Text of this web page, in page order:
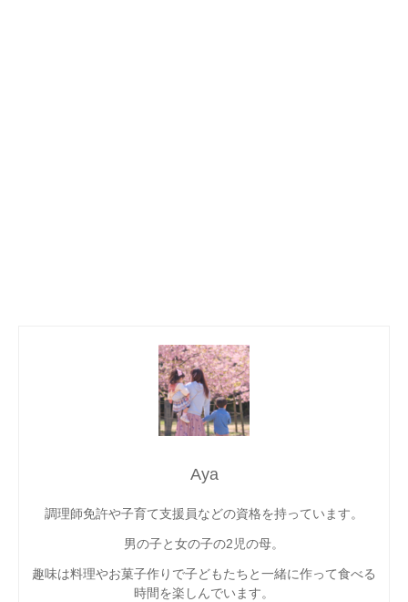
Aya
調理師免許や子育て支援員などの資格を持っています。
男の子と女の子の2児の母。
趣味は料理やお菓子作りで子どもたちと一緒に作って食べる
時間を楽しんでいます。